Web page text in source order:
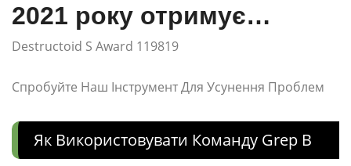
2021 року отримує…
Destructoid S Award 119819
Спробуйте Наш Інструмент Для Усунення Проблем
Як Використовувати Команду Grep В